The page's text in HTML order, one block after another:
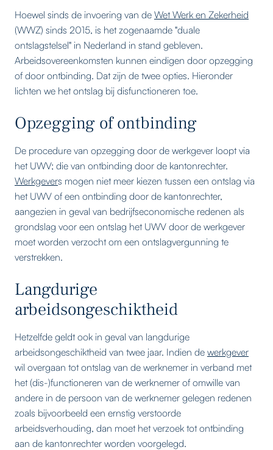
Hoewel sinds de invoering van de Wet Werk en Zekerheid
(WWZ) sinds 2015, is het zogenaamde "duale
ontslagstelsel" in Nederland in stand gebleven.
Arbeidsovereenkomsten kunnen eindigen door opzegging
of door ontbinding. Dat zijn de twee opties. Hieronder
lichten we het ontslag bij disfunctioneren toe.
Opzegging of ontbinding
De procedure van opzegging door de werkgever loopt via
het UWV; die van ontbinding door de kantonrechter.
Werkgevers mogen niet meer kiezen tussen een ontslag via
het UWV of een ontbinding door de kantonrechter,
aangezien in geval van bedrijfseconomische redenen als
grondslag voor een ontslag het UWV door de werkgever
moet worden verzocht om een ontslagvergunning te
verstrekken.
Langdurige
arbeidsongeschiktheid
Hetzelfde geldt ook in geval van langdurige
arbeidsongeschiktheid van twee jaar. Indien de werkgever
wil overgaan tot ontslag van de werknemer in verband met
het (dis-)functioneren van de werknemer of omwille van
andere in de persoon van de werknemer gelegen redenen
zoals bijvoorbeeld een ernstig verstoorde
arbeidsverhouding, dan moet het verzoek tot ontbinding
aan de kantonrechter worden voorgelegd.